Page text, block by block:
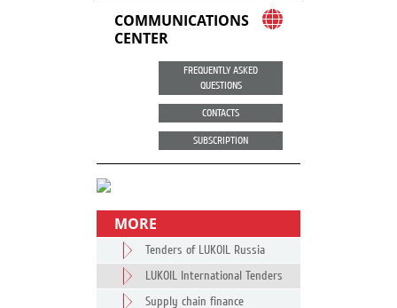
COMMUNICATIONS
CENTER
FREQUENTLY ASKED
QUESTIONS
CONTACTS
SUBSCRIPTION
MORE
Tenders of LUKOIL Russia
LUKOIL International Tenders
Supply chain finance